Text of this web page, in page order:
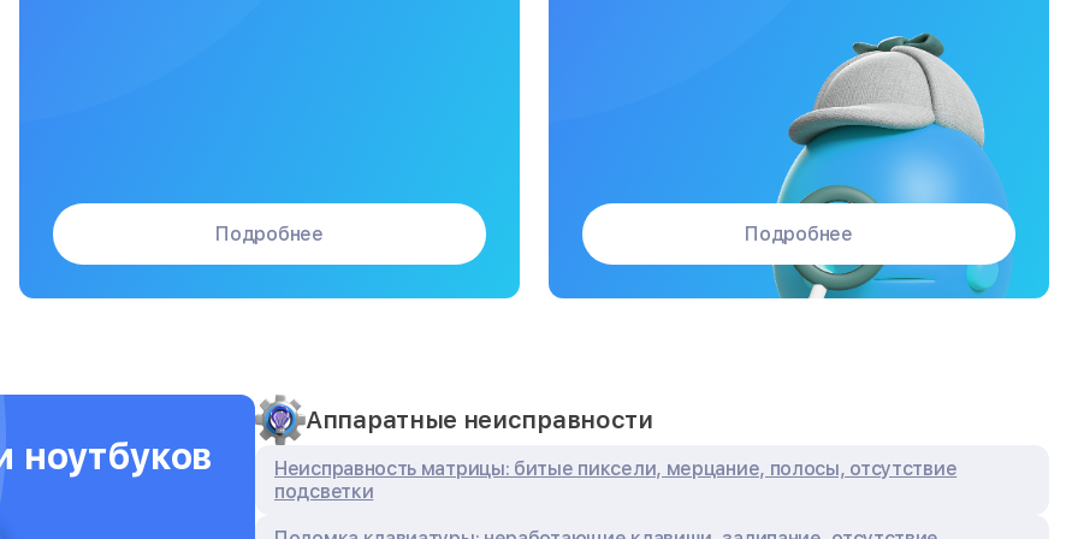
Подробнее Подробнее
ноутбуков
Аппаратные неисправности
Неисправность матрицы: битые пиксели, мерцание, полосы, отсутствие
подсветки